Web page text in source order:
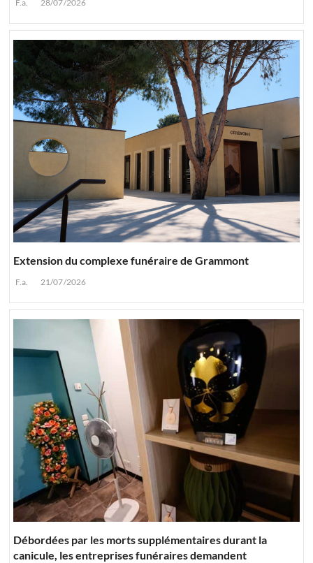
F.a. 28/07/2026
Extension du complexe funéraire de Grammont
F.a. 21/07/2026
Débordées par les morts supplémentaires durant la
canicule, les entreprises funéraires demandent